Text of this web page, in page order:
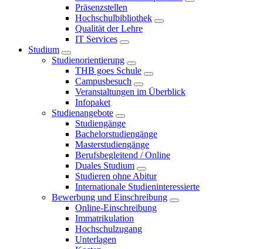
Präsenzstellen
Hochschulbibliothek
Qualität der Lehre
IT Services
Studium
Studienorientierung
THB goes Schule
Campusbesuch
Veranstaltungen im Überblick
Infopaket
Studienangebote
Studiengänge
Bachelorstudiengänge
Masterstudiengänge
Berufsbegleitend / Online
Duales Studium
Studieren ohne Abitur
Internationale Studieninteressierte
Bewerbung und Einschreibung
Online-Einschreibung
Immatrikulation
Hochschulzugang
Unterlagen